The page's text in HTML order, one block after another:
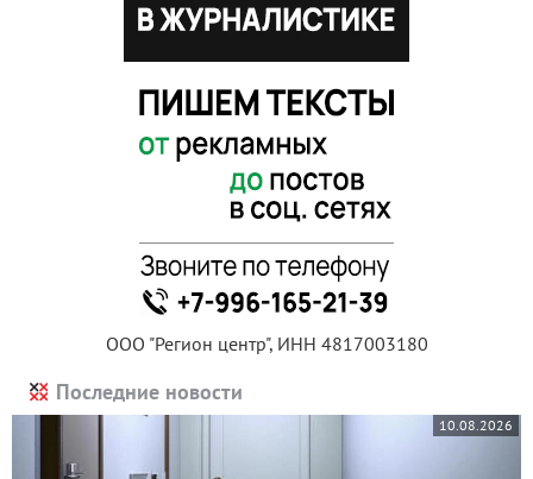
ООО "Регион центр", ИНН 4817003180
Последние новости
10.08.2026